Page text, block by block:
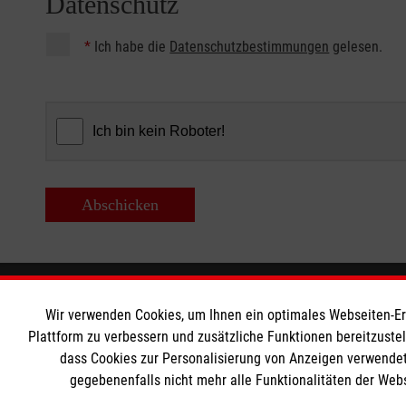
* Ich habe die Datenschutzbestimmungen gelesen.
Abschicken
Bildungszentrum Rettungsdienst
Unsere Kurse
Notfallsanitäter
Kontakt
Impressum
Wir verwenden Cookies, um Ihnen ein optimales
Plattform zu verbessern und zusätzliche Funktionen
dass Cookies zur Personalisierung von Anzeigen
gegebenenfalls nicht mehr alle Funktionalitäten der